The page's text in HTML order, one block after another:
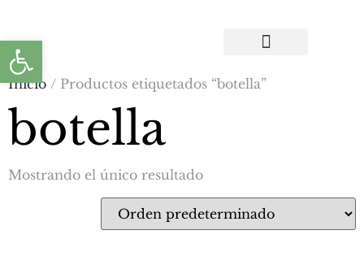
Inicio / Productos etiquetados “botella”
botella
Mostrando el único resultado
Abrir barra de herramientas